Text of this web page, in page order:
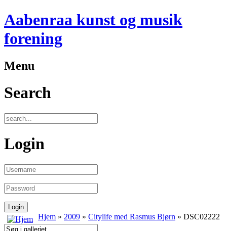
Aabenraa kunst og musik
forening
Menu
Search
Login
Hjem » 2009 » Citylife med Rasmus Bjørn » DSC02222